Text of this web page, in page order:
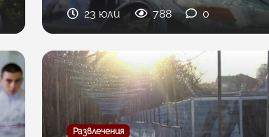
23 юли 788 0
Развлечения